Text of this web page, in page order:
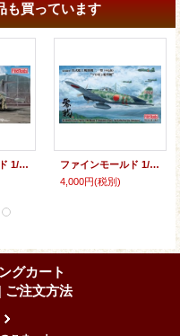
も買っています
ファインモールド 1/72 ドイツ空軍 F-104G 戦闘機【プラモデル】
ファインモールド 1/48 帝国海軍 零式艦上戦闘機二一型 （中島製） “ソロモン航空戦”【プラモデル】
4,000円(税別)
グカート
| ご注文方法